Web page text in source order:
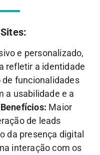
e personalizado,
refletir a identidade
funcionalidades
a usabilidade e a
Benefícios: Maior
de leads
da presença digital
interação com os